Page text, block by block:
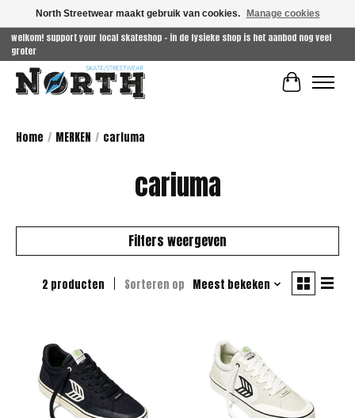
welkom! support your local skateshop - in de fysieke shop is het aanbod nog veel
groter
Home / MERKEN / cariuma
cariuma
Filters weergeven
2 producten Sorteren op Meest bekeken
North Streetwear maakt gebruik van cookies. Manage cookies